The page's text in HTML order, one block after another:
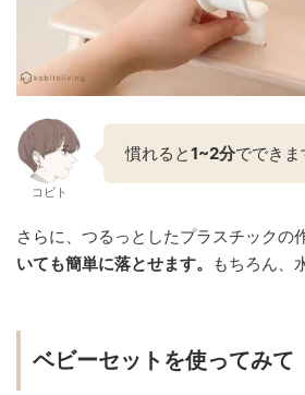
コビト
慣れると1~2分でできま
さらに、つるっとしたプラスチックの
いても簡単に落とせます。
もちろん、
ベビーセットを使ってみて